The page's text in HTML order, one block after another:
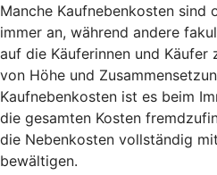
Manche Kaufnebenkosten sind
immer an, während andere
auf die Käuferinnen und Käufer
von Höhe und
Kaufnebenkosten ist es beim
die gesamten Kosten
die Nebenkosten vollständig
bewältigen.